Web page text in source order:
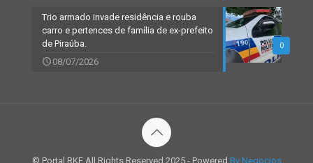
0
Trio armado invade residência e rouba
carro e pertences de família de ex-prefeito
de Piraúba.
08/07/2026
© Portal RKF All Rights Reserved 2025 - Powered By Negocios